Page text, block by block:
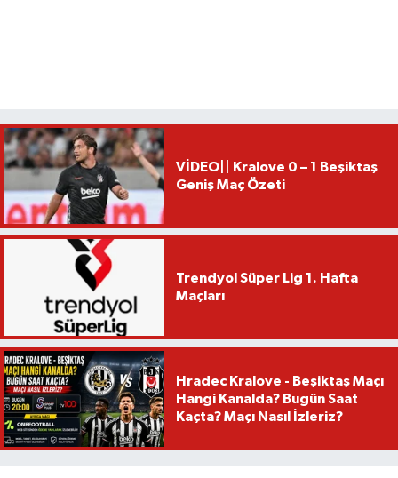
VİDEO|| Kralove 0 – 1 Beşiktaş
Geniş Maç Özeti
Trendyol Süper Lig 1. Hafta
Maçları
Hradec Kralove - Beşiktaş Maçı
Hangi Kanalda? Bugün Saat
Kaçta? Maçı Nasıl İzleriz?